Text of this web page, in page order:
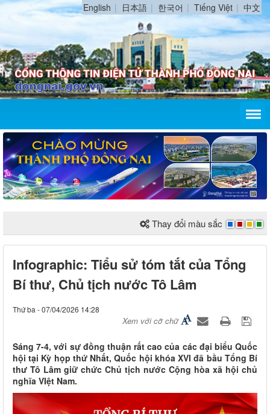
English 日本語 한국어 Tiếng Việt 中文
Thay đổi màu sắc
Infographic: Tiểu sử tóm tắt của Tổng
Bí thư, Chủ tịch nước Tô Lâm
Thứ ba - 07/04/2026 14:28
Xem với cỡ chữ
Sáng 7-4, với sự đồng thuận rất cao của các đại biểu Quốc
hội tại Kỳ họp thứ Nhất, Quốc hội khóa XVI đã bầu Tổng Bí
thư Tô Lâm giữ chức Chủ tịch nước Cộng hòa xã hội chủ
nghĩa VIệt Nam.